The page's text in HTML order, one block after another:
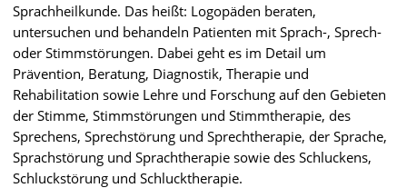
Sprachheilkunde. Das heißt: Logopäden beraten,
untersuchen und behandeln Patienten mit Sprach-, Sprech-
oder Stimmstörungen. Dabei geht es im Detail um
Prävention, Beratung, Diagnostik, Therapie und
Rehabilitation sowie Lehre und Forschung auf den Gebieten
der Stimme, Stimmstörungen und Stimmtherapie, des
Sprechens, Sprechstörung und Sprechtherapie, der Sprache,
Sprachstörung und Sprachtherapie sowie des Schluckens,
Schluckstörung und Schlucktherapie.